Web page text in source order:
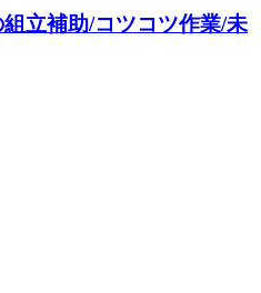
立補助/コツコツ作業/未